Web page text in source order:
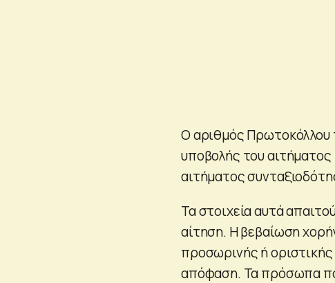
Ο αριθμός Πρωτοκόλλου
υποβολής του
αιτήματος
Τα στοιχεία αυτά
αίτηση. Η βεβαίωση
προσωρινής ή
απόφαση. Τα πρόσωπα